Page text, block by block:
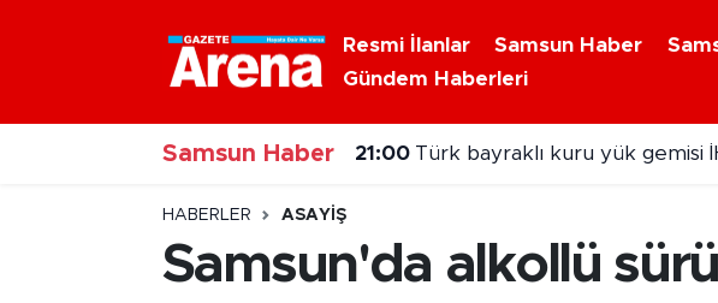
Resmi İlanlar Samsun Haber
Gündem Haberleri
Samsun Haber 21:00 Türk bayraklı kuru yük gemisi
HABERLER ASAYIŞ
Samsun'da alkollü
Nöbetçi Eczaneler
Hava Durumu
Samsun Namaz Vakitleri
Trafik Durumu